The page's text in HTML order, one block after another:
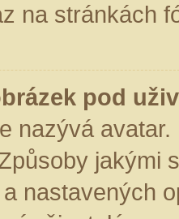
na stránkách
pod
nazývá
jakými
nastavených